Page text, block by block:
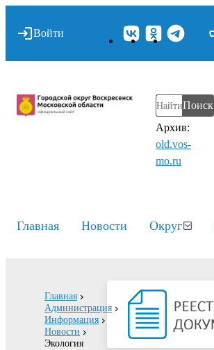
Войти
Поиск
Архив:
old.vos-
mo.ru
Главная Новости Округ
Главная
Администрация
Информация
Новости
Экология